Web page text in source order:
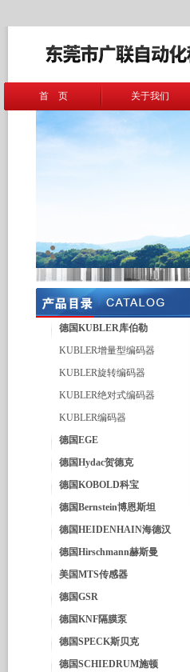
首 页 关于我们
德国KUBLER库伯勒
KUBLER增量型编码器
KUBLER旋转编码器
KUBLER绝对式编码器
KUBLER编码器
德国EGE
德国Hydac贺德克
德国KOBOLD科宝
德国Bernstein博恩斯坦
德国HEIDENHAIN海德汉
德国Hirschmann赫斯曼
美国MTS传感器
德国GSR
德国KNF隔膜泵
德国SPECK斯贝克
德国SCHIEDRUM施顿